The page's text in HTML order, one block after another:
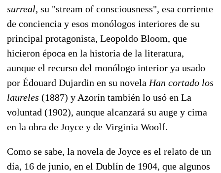
surreal, su "stream of consciousness", esa corriente
de conciencia y esos monólogos interiores de su
principal protagonista, Leopoldo Bloom, que
hicieron época en la historia de la literatura,
aunque el recurso del monólogo interior ya usado
por Édouard Dujardin en su novela Han cortado los
laureles (1887) y Azorín también lo usó en La
voluntad (1902), aunque alcanzará su auge y cima
en la obra de Joyce y de Virginia Woolf.
Como se sabe, la novela de Joyce es el relato de un
día, 16 de junio, en el Dublín de 1904, que algunos